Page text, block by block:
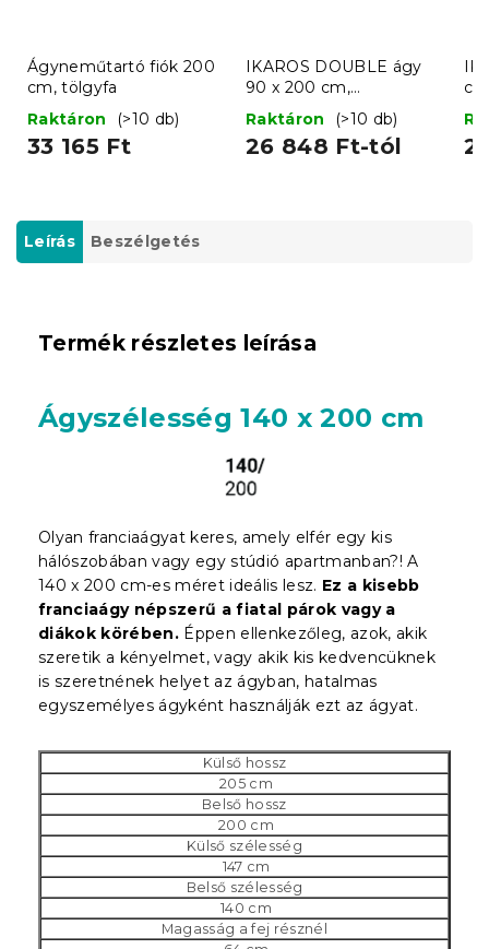
Ágyneműtartó fiók 200
cm, tölgyfa
Raktáron
(>10 db)
33 165 Ft
IKAROS DOUBLE ágy
90 x 200 cm,
fehér/sonoma tölgy
Raktáron (>10 db)
26 848 Ft-tól
Leírás Beszélgetés
Termék részletes leírása
Ágyszélesség 140 x 200 cm
Olyan franciaágyat keres, amely elfér egy kis
hálószobában vagy egy stúdió apartmanban?! A
140 x 200 cm-es méret ideális lesz. Ez a kisebb
franciaágy népszerű a fiatal párok vagy a
diákok körében. Éppen ellenkezőleg, azok, akik
szeretik a kényelmet, vagy akik kis kedvencüknek
is szeretnének helyet az ágyban, hatalmas
egyszemélyes ágyként használják ezt az ágyat.
Külső hossz
205 cm
Belső hossz
200 cm
Külső szélesség
147 cm
Belső szélesség
140 cm
Magasság a fej résznél